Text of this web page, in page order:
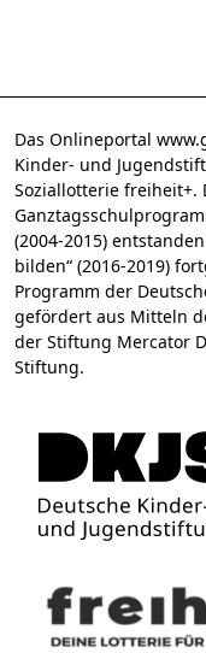
Das Onlineportal
Kinder- und
Soziallotterie freiheit+.
(2004-2015)
bilden“ (2016-2019)
Programm der
gefördert aus Mitteln
der Stiftung Mercator
Stiftung.